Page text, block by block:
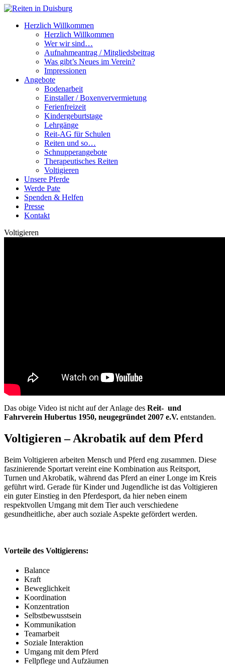
Herzlich Willkommen
Herzlich Willkommen
Wer wir sind…
Aufnahmeantrag / Mitgliedsbeitrag
Was gibt’s Neues im Verein?
Impressionen
Angebote
Bodenarbeit
Einstaller / Boxenververmietung
Ferienfreizeit
Kindergeburtstage
Lehrgänge
Reit-AG für Schulen
Reiten und so…
Schnupperangebote
Therapeutisches Reiten
Voltigieren
Unsere Pferde
Werde Pate
Spenden & Helfen
Presse
Kontakt
Voltigieren
Das obige Video ist nicht auf der Anlage des Reit- und
Fahrverein Hubertus 1950, neugegründet 2007 e.V. entstanden.
Voltigier­en – Akrobatik auf dem Pferd
Beim Voltigieren arbeiten Mensch und Pferd eng zusammen. Diese
faszinierende Sportart vereint eine Kombination aus Reitsport,
Turnen und Akrobatik, während das Pferd an einer Longe im Kreis
geführt wird. Gerade für Kinder und Jugendliche ist das Voltigieren
ein guter Einstieg in den Pferdesport, da hier neben einem
respektvollen Umgang mit dem Tier auch verschiedene
gesundheitliche, aber auch soziale Aspekte gefördert werden.
Vorteile des Voltigierens:
Balance
Kraft
Beweglichkeit
Koordination
Konzentration
Selbstbewusstsein
Kommunikation
Teamarbeit
Soziale Interaktion
Umgang mit dem Pferd
Fellpflege und Aufzäumen